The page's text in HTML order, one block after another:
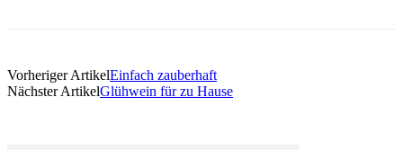
Vorheriger ArtikelEinfach zauberhaft
Nächster ArtikelGlühwein für zu Hause